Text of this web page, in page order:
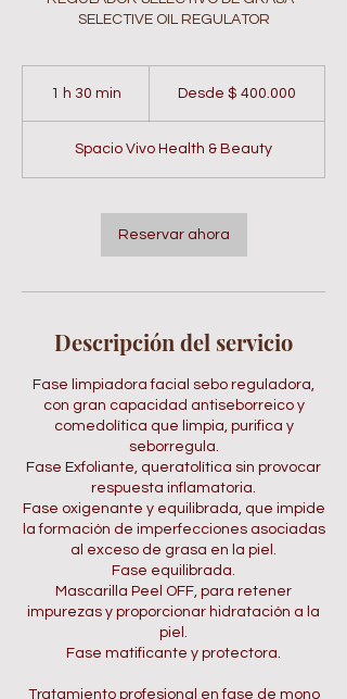
SELECTIVE OIL REGULATOR
1 h 30 min
0
i
n
pesosDesde $ 400.000
Spacio Vivo Health & Beauty
Reservar ahora
Descripción del servicio
Fase limpiadora facial sebo reguladora,
con gran capacidad antiseborreico y
comedolítica que limpia, purifica y
seborregula.
Fase Exfoliante, queratolítica sin provocar
respuesta inflamatoria.
Fase oxigenante y equilibrada, que impide
la formación de imperfecciones asociadas
al exceso de grasa en la piel.
Fase equilibrada.
Mascarilla Peel OFF, para retener
impurezas y proporcionar hidratación a la
piel.
Fase matificante y protectora.
Tratamiento profesional en fase de mono